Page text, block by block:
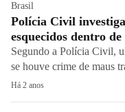
Brasil
Polícia Civil
esquecidos dentro
Segundo a Polícia Civil,
se houve crime de maus
Há 2 anos